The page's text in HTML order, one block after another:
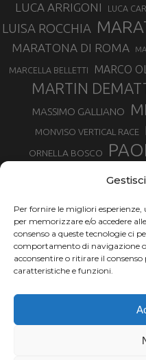
Per fornire le migliori
per memorizzare e/o accedere
consenso a queste tecnologie ci
comportamento di navigazione
acconsentire o ritirare il
caratteristiche e funzioni.
LUCA ARRIGONI LUCA
LUISA ROCCHIA
MARATONA DI ROMA
MARCELLA BELLETTI MARCO
MARTIN
MASSIMO GALLIANO
MONVISO VERTICAL RACE
ORNELLA BOSCO
SILVIA SERAFINI SONIA GLAREY
TOUR MONVISO TRAIL
TURIN MARATHON
VALENTINA